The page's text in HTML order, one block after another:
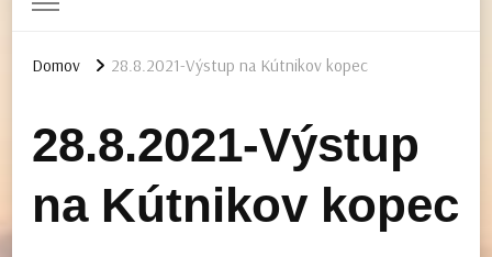
Domov 28.8.2021-Výstup na Kútnikov kopec
28.8.2021-Výstup
na Kútnikov kopec